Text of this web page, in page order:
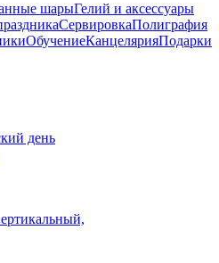
шарыГелий и аксессуары
СервировкаПолиграфия
ОбучениеКанцелярияПодарки
день